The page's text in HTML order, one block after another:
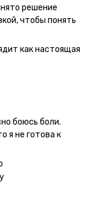
Всё очень
для меня стала
тату будет
советую и
решение
чтобы понять
оказалось
делать
не понравится
как настоящая
боюсь боли.
я не готова к
есть такая
нескольких местах